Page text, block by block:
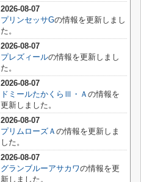
2026-08-07
プリンセッサGの情報を更新しまし
た。
2026-08-07
プレズィールの情報を更新しまし
た。
2026-08-07
ドミールたかくらⅢ・Ａ の情報を
更新しました。
2026-08-07
プリムローズＡ の情報を更新しま
した。
2026-08-07
グランブルーアサカワの情報を更
新しました。